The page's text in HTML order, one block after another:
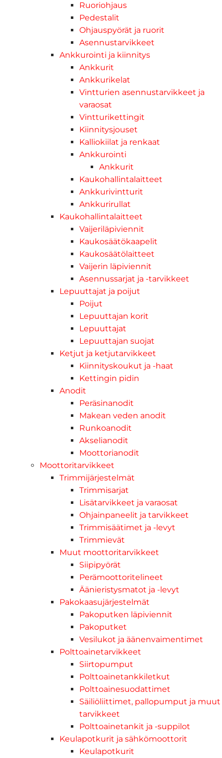
Ruoriohjaus
Pedestalit
Ohjauspyörät ja ruorit
Asennustarvikkeet
Ankkurointi ja kiinnitys
Ankkurit
Ankkurikelat
Vintturien asennustarvikkeet ja
varaosat
Vintturikettingit
Kiinnitysjouset
Kalliokiilat ja renkaat
Ankkurointi
Ankkurit
Kaukohallintalaitteet
Ankkurivintturit
Ankkurirullat
Kaukohallintalaitteet
Vaijeriläpiviennit
Kaukosäätökaapelit
Kaukosäätölaitteet
Vaijerin läpiviennit
Asennussarjat ja -tarvikkeet
Lepuuttajat ja poijut
Poijut
Lepuuttajan korit
Lepuuttajat
Lepuuttajan suojat
Ketjut ja ketjutarvikkeet
Kiinnityskoukut ja -haat
Kettingin pidin
Anodit
Peräsinanodit
Makean veden anodit
Runkoanodit
Akselianodit
Moottorianodit
Moottoritarvikkeet
Trimmijärjestelmät
Trimmisarjat
Lisätarvikkeet ja varaosat
Ohjainpaneelit ja tarvikkeet
Trimmisäätimet ja -levyt
Trimmievät
Muut moottoritarvikkeet
Siipipyörät
Perämoottoritelineet
Äänieristysmatot ja -levyt
Pakokaasujärjestelmät
Pakoputken läpiviennit
Pakoputket
Vesilukot ja äänenvaimentimet
Polttoainetarvikkeet
Siirtopumput
Polttoainetankkiletkut
Polttoainesuodattimet
Säiliöliittimet, pallopumput ja muut
tarvikkeet
Polttoainetankit ja -suppilot
Keulapotkurit ja sähkömoottorit
Keulapotkurit